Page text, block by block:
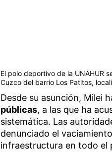
El polo deportivo de la UNAHUR
Cuzco del barrio Los Patitos,
Desde su asunción, Milei
públicas, a las que ha
sistemática. Las
denunciado el
infraestructura en todo el